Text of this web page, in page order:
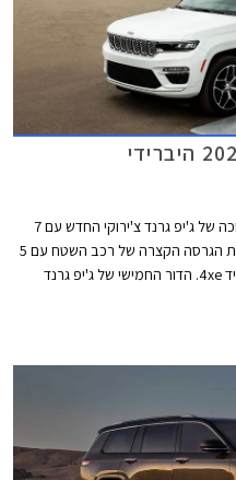
לאחר שבחודש ינואר נחשפה הגרסה הארוכה של ג'יפ גרנד צ'ירוקי החדש עם 7
מושבים, מציגה החברה האמריקאית גם את הגרסה הקצרה של רכב השטח עם 5
מושבים ויחידת הנעה מסוג פלאג-אין היבריד 4xe. הדור החמישי של ג'יפ גרנד